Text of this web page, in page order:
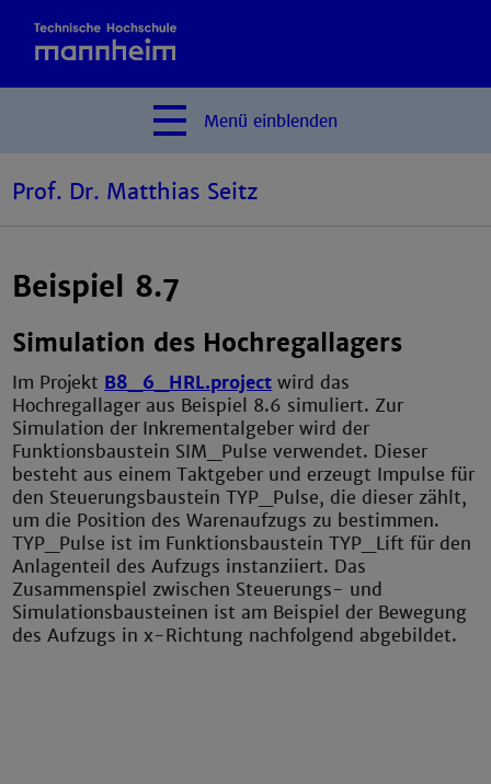
Menü einblenden
Prof. Dr. Matthias Seitz
Beispiel 8.7
Simulation des Hochregallagers
Im Projekt B8_6_HRL.project wird das
Hochregallager aus Beispiel 8.6 simuliert. Zur
Simulation der Inkrementalgeber wird der
Funktionsbaustein SIM_Pulse verwendet. Dieser
besteht aus einem Taktgeber und erzeugt Impulse für
den Steuerungsbaustein TYP_Pulse, die dieser zählt,
um die Position des Warenaufzugs zu bestimmen.
TYP_Pulse ist im Funktionsbaustein TYP_Lift für den
Anlagenteil des Aufzugs instanziiert. Das
Zusammenspiel zwischen Steuerungs- und
Simulationsbausteinen ist am Beispiel der Bewegung
des Aufzugs in x-Richtung nachfolgend abgebildet.